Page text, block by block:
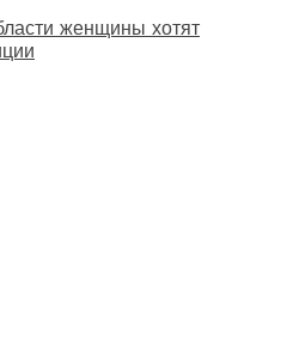
женщины хотят